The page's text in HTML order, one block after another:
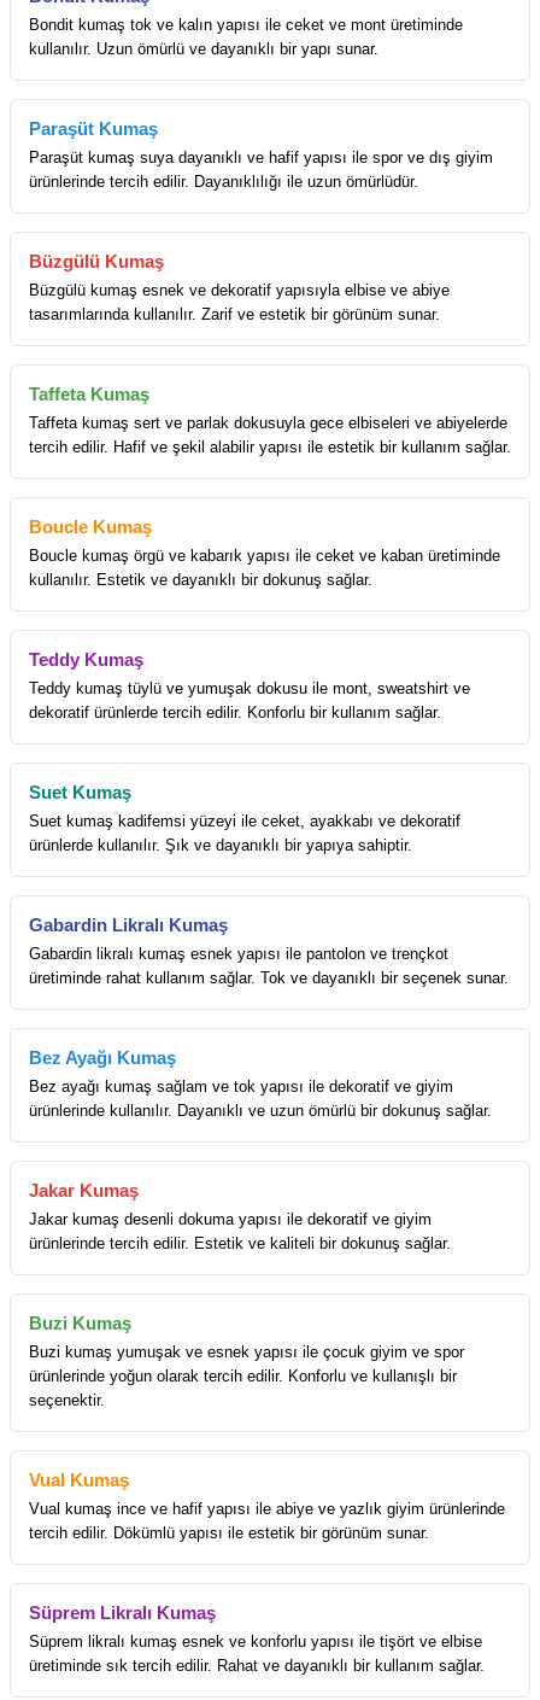
Bondit kumaş tok ve kalın yapısı ile ceket ve mont üretiminde
kullanılır. Uzun ömürlü ve dayanıklı bir yapı sunar.
Paraşüt Kumaş
Paraşüt kumaş suya dayanıklı ve hafif yapısı ile spor ve dış giyim
ürünlerinde tercih edilir. Dayanıklılığı ile uzun ömürlüdür.
Büzgülü Kumaş
Büzgülü kumaş esnek ve dekoratif yapısıyla elbise ve abiye
tasarımlarında kullanılır. Zarif ve estetik bir görünüm sunar.
Taffeta Kumaş
Taffeta kumaş sert ve parlak dokusuyla gece elbiseleri ve abiyelerde
tercih edilir. Hafif ve şekil alabilir yapısı ile estetik bir kullanım sağlar.
Boucle Kumaş
Boucle kumaş örgü ve kabarık yapısı ile ceket ve kaban üretiminde
kullanılır. Estetik ve dayanıklı bir dokunuş sağlar.
Teddy Kumaş
Teddy kumaş tüylü ve yumuşak dokusu ile mont, sweatshirt ve
dekoratif ürünlerde tercih edilir. Konforlu bir kullanım sağlar.
Suet Kumaş
Suet kumaş kadifemsi yüzeyi ile ceket, ayakkabı ve dekoratif
ürünlerde kullanılır. Şık ve dayanıklı bir yapıya sahiptir.
Gabardin Likralı Kumaş
Gabardin likralı kumaş esnek yapısı ile pantolon ve trençkot
üretiminde rahat kullanım sağlar. Tok ve dayanıklı bir seçenek sunar.
Bez Ayağı Kumaş
Bez ayağı kumaş sağlam ve tok yapısı ile dekoratif ve giyim
ürünlerinde kullanılır. Dayanıklı ve uzun ömürlü bir dokunuş sağlar.
Jakar Kumaş
Jakar kumaş desenli dokuma yapısı ile dekoratif ve giyim
ürünlerinde tercih edilir. Estetik ve kaliteli bir dokunuş sağlar.
Buzi Kumaş
Buzi kumaş yumuşak ve esnek yapısı ile çocuk giyim ve spor
ürünlerinde yoğun olarak tercih edilir. Konforlu ve kullanışlı bir
seçenektir.
Vual Kumaş
Vual kumaş ince ve hafif yapısı ile abiye ve yazlık giyim ürünlerinde
tercih edilir. Dökümlü yapısı ile estetik bir görünüm sunar.
Süprem Likralı Kumaş
Süprem likralı kumaş esnek ve konforlu yapısı ile tişört ve elbise
üretiminde sık tercih edilir. Rahat ve dayanıklı bir kullanım sağlar.